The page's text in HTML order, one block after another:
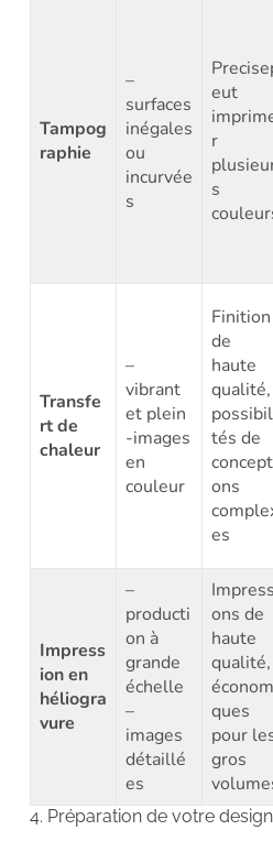
Tampog
raphie
–
surfaces
inégales
ou
incurvée
s
eut
r
s
Transfe
rt de
chaleur
–
vibrant
et plein
-images
en
couleur
Finition
de
haute
qualité,
tés de
ons
es
Impress
ion en
héliogra
vure
–
producti
on à
grande
échelle
–
images
détaillé
es
ons de
haute
qualité,
ques
pour
gros
4. Préparation de votre